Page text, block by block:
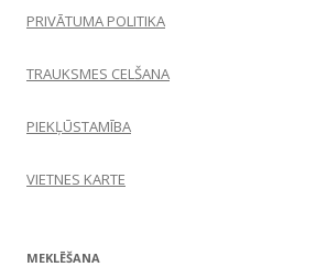
PRIVĀTUMA POLITIKA
TRAUKSMES CELŠANA
PIEKĻŪSTAMĪBA
VIETNES KARTE
MEKLĒŠANA